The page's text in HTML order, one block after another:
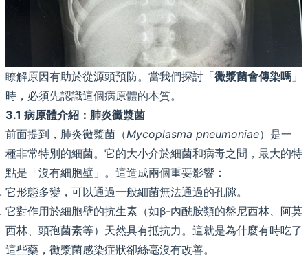
瞭解原因有助於從源頭預防。當我們探討「黴漿菌會傳染嗎 」
時，必須先認識這個病原體的本質。
3.1 病原體介紹：肺炎黴漿菌
前面提到，肺炎黴漿菌（Mycoplasma pneumoniae）是一
種非常特別的細菌。它的大小介於細菌和病毒之間，最大的特
點是「沒有細胞壁」。這造成兩個重要影響：
它形態多變，可以通過一般細菌無法通過的孔隙。
它對作用於細胞壁的抗生素（如β-內酰胺類的盤尼西林、阿莫
西林、頭孢菌素等）天然具有抵抗力。這就是為什麼有時吃了
這些藥，黴漿菌感染症狀卻絲毫沒有改善。